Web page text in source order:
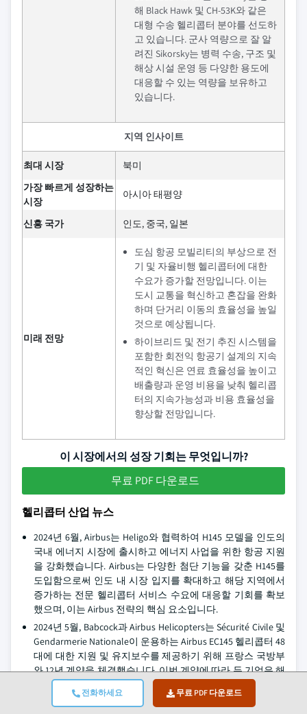
전화하세요 무료 PDF 다운로드
해 Black Hawk 및 CH-53K와 같은
대형 수송 헬리콥터 분야를 선도하
고 있습니다. 군사 역량으로 잘 알
려진 Sikorsky는 병력 수송, 구조 및
해상 시설 운영 등 다양한 용도에
대응할 수 있는 역량을 보유하고
있습니다.
지역 인사이트
최대 시장
북미
가장 빠르게 성장하는
시장
아시아 태평양
신흥 국가 인도, 중국, 일본
미래 전망
도심 항공 모빌리티의 부상으로 전
기 및 자율비행 헬리콥터에 대한
수요가 증가할 전망입니다. 이는
도시 교통을 혁신하고 혼잡을 완화
하며 단거리 이동의 효율성을 높일
것으로 예상됩니다.
하이브리드 및 전기 추진 시스템을
포함한 회전익 항공기 설계의 지속
적인 혁신은 연료 효율성을 높이고
배출량과 운영 비용을 낮춰 헬리콥
터의 지속가능성과 비용 효율성을
향상할 전망입니다.
이 시장에서의 성장 기회는 무엇입니까?
무료 PDF 다운로드
헬리콥터 산업 뉴스
2024년 6월, Airbus는 Heligo와 협력하여 H145 모델을 인도의
국내 에너지 시장에 출시하고 에너지 사업을 위한 항공 지원
을 강화했습니다. Airbus는 다양한 첨단 기능을 갖춘 H145를
도입함으로써 인도 내 시장 입지를 확대하고 해당 지역에서
증가하는 전문 헬리콥터 서비스 수요에 대응할 기회를 확보
했으며, 이는 Airbus 전략의 핵심 요소입니다.
2024년 5월, Babcock과 Airbus Helicopters는 Sécurité Civile 및
Gendarmerie Nationale이 운용하는 Airbus EC145 헬리콥터 48
대에 대한 지원 및 유지보수를 제공하기 위해 프랑스 국방부
와 12년 계약을 체결했습니다. 이번 계약에 따라 두 기업은 해
당 헬리콥터에 대한 항공기 지원과 유지보수를 제공하고 예
비 부품을 관리하며, 이 과정에서 약 20개의 일자리도 창출할